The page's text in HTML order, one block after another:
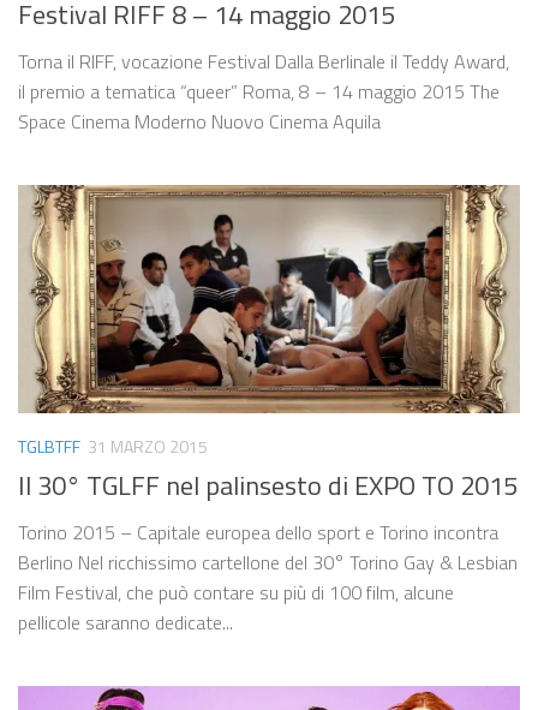
Festival RIFF 8 – 14 maggio 2015
Torna il RIFF, vocazione Festival Dalla Berlinale il Teddy Award,
il premio a tematica “queer” Roma, 8 – 14 maggio 2015 The
Space Cinema Moderno Nuovo Cinema Aquila
TGLBTFF 31 MARZO 2015
Il 30° TGLFF nel palinsesto di EXPO TO 2015
Torino 2015 – Capitale europea dello sport e Torino incontra
Berlino Nel ricchissimo cartellone del 30° Torino Gay & Lesbian
Film Festival, che può contare su più di 100 film, alcune
pellicole saranno dedicate...